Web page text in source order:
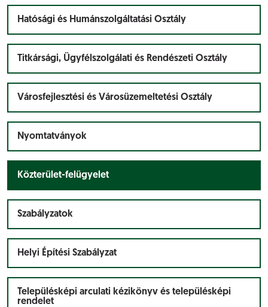
Hatósági és Humánszolgáltatási Osztály
Titkársági, Ügyfélszolgálati és Rendészeti Osztály
Városfejlesztési és Városüzemeltetési Osztály
Nyomtatványok
Közterület-felügyelet
Szabályzatok
Helyi Építési Szabályzat
Településképi arculati kézikönyv és településképi
rendelet